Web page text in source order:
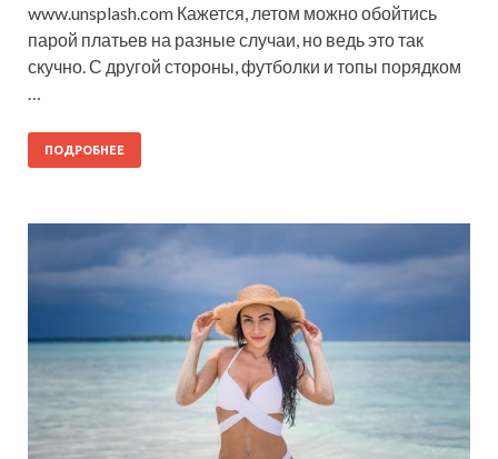
www.unsplash.com Кажется, летом можно обойтись
парой платьев на разные случаи, но ведь это так
скучно. С другой стороны, футболки и топы порядком
ПОДРОБНЕЕ